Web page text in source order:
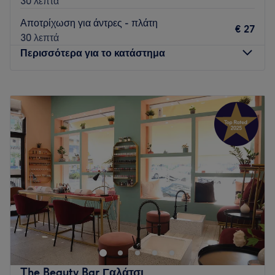
Αποτρίχωση για άντρες - πλάτη
30 λεπτά
€ 27
Περισσότερα για το κατάστημα
Τρίτη
10:00–21:00
Τετάρτη
10:00–21:00
Πέμπτη
–21:00
Παρασκευή
10:00
21:00
Σάββατο
10:00
18:00
Κυριακή
Κλειστό
Αν ψάχνεις για μια χαλαρωτική εμπειρία ομορφιάς που θα σε
ανανεώσει και θα σε βοηθήσει να ξεφύγεις από τους
ρυθμούς της καθημερινότητας, το Mango by Athina
Kouzmidou Exlusive Beauty Services είναι το κατάλληλο
μέρος για εσένα. Το κατάστημα προσφέρει ποικιλία
The Beauty Bar Γαλάτσι